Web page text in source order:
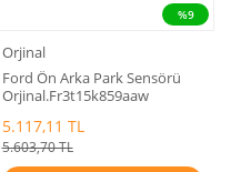
%9
Orjinal
Ford Ön Arka Park Sensörü
Orjinal.Fr3t15k859aaw
5.117,11 TL
5.603,70 TL